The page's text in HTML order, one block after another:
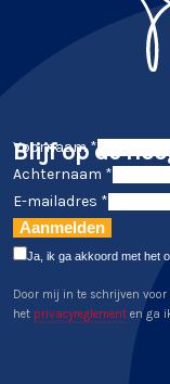
Blijf op de
Voornaam *
Achternaam *
E-mailadres *
Aanmelden
Ja, ik ga akkoord met het
Door mij in te schrijven
het privacyreglement en ga